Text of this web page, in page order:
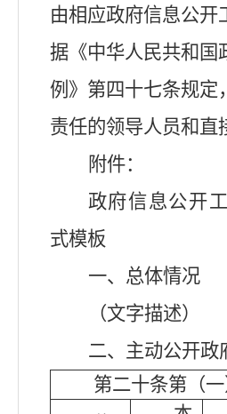
由相应政府信息公开
据《中华人民共和国
例》第四十七条规定
责任的领导人员和直
附件：
政府信息公开
式模板
一、总体情况
（文字描述）
二、主动公开政
第二十条第（